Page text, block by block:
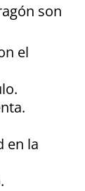
son
el
en la